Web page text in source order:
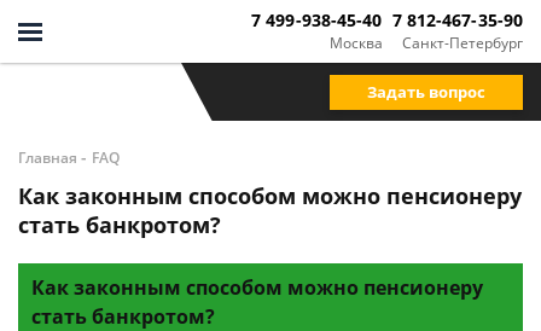
Москва
7 499-938-45-40
Санкт-Петербург
7 812-467-35-90
Задать вопрос
Главная - FAQ
Как законным способом можно пенсионеру
стать банкротом?
Как законным способом можно пенсионеру
стать банкротом?